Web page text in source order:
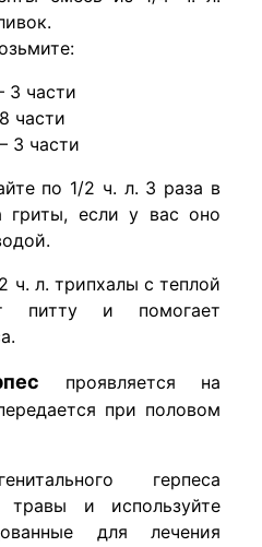
3 части
части
3 части
по 1/2 ч. л. 3 раза в
гриты, если у вас оно
ч. л. трипхалы с теплой
питту и помогает
проявляется на
при половом
герпеса
травы и используйте
для лечения